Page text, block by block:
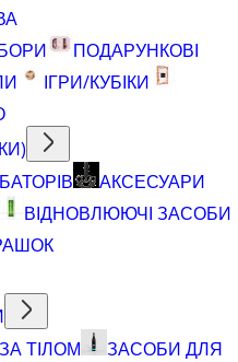
ПОДАРУНКОВІ
ІГРИ/КУБІКИ
АКСЕСУАРИ
ВІДНОВЛЮЮЧІ ЗАСОБИ
ТІЛОМ
ЗАСОБИ ДЛЯ